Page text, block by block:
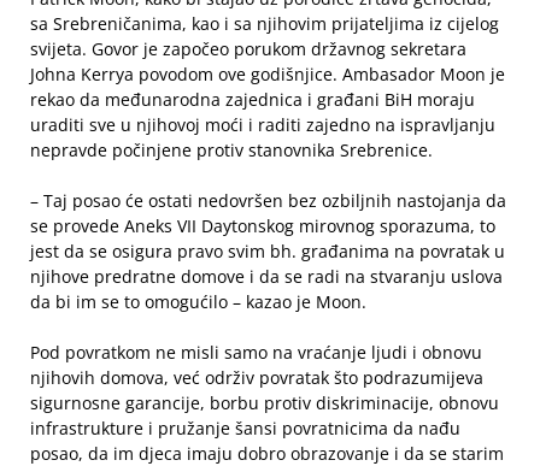
sa Srebreničanima, kao i sa njihovim prijateljima iz cijelog
svijeta. Govor je započeo porukom državnog sekretara
Johna Kerrya povodom ove godišnjice. Ambasador Moon je
rekao da međunarodna zajednica i građani BiH moraju
uraditi sve u njihovoj moći i raditi zajedno na ispravljanju
nepravde počinjene protiv stanovnika Srebrenice.
– Taj posao će ostati nedovršen bez ozbiljnih nastojanja da
se provede Aneks VII Daytonskog mirovnog sporazuma, to
jest da se osigura pravo svim bh. građanima na povratak u
njihove predratne domove i da se radi na stvaranju uslova
da bi im se to omogućilo – kazao je Moon.
Pod povratkom ne misli samo na vraćanje ljudi i obnovu
njihovih domova, već održiv povratak što podrazumijeva
sigurnosne garancije, borbu protiv diskriminacije, obnovu
infrastrukture i pružanje šansi povratnicima da nađu
posao, da im djeca imaju dobro obrazovanje i da se starim